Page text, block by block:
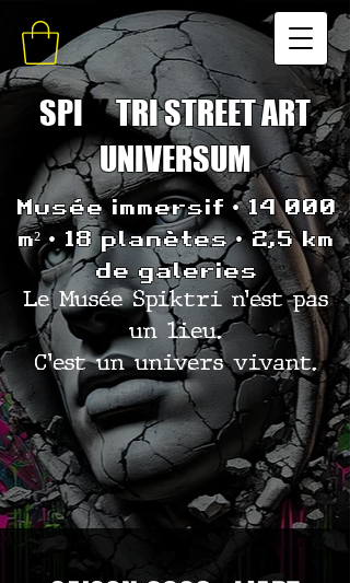
SPI KTRI STREET ART
UNIVERSUM
Musée immersif • 14 000
m² • 18 planètes • 2,5 km
de galeries
Le Musée Spiktri n’est pas
un lieu.
C’est un univers vivant.